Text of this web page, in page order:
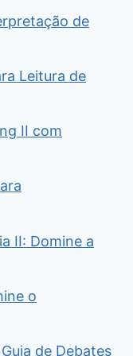
de
Leitura de
II com
II: Domine a
o
de Debates